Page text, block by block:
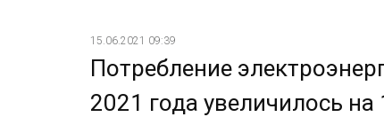
15.06.2021 09:39
Потребление
2021 года увеличилось